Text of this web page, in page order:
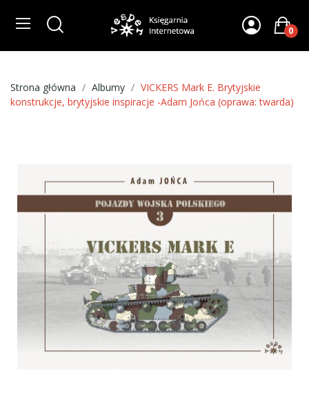
0
Strona główna Albumy
VICKERS Mark E. Brytyjskie
konstrukcje, brytyjskie inspiracje -Adam Jońca (oprawa: twarda)